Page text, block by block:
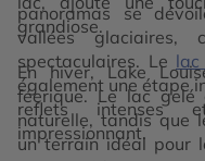
grandiose.
panoramas se
vallées glaciaires,
spectaculaires. Le lac
également une étape
reflets intenses
impressionnant.
En hiver, Lake
féerique. Le lac gelé
naturelle, tandis que
un terrain idéal pour